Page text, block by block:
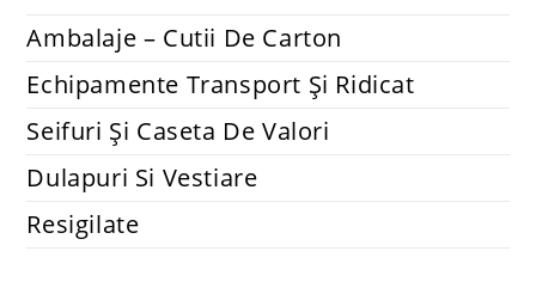
Ambalaje – Cutii De Carton
Echipamente Transport Și Ridicat
Seifuri Și Caseta De Valori
Dulapuri Si Vestiare
Resigilate